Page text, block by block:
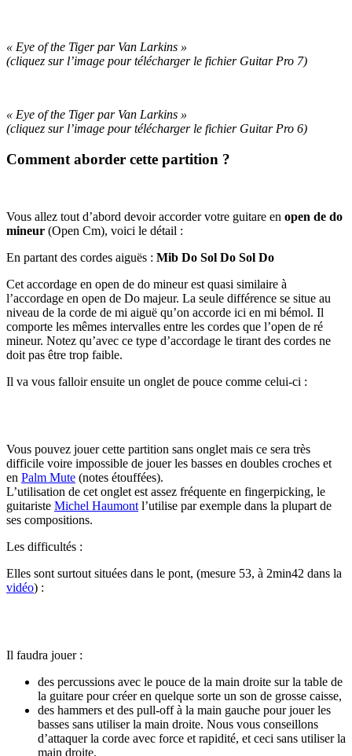
« Eye of the Tiger par Van Larkins »
(cliquez sur l’image pour télécharger le fichier Guitar Pro 7)
« Eye of the Tiger par Van Larkins »
(cliquez sur l’image pour télécharger le fichier Guitar Pro 6)
Comment aborder cette partition ?
Vous allez tout d’abord devoir accorder votre guitare en open de do
mineur (Open Cm), voici le détail :
En partant des cordes aiguës : Mib Do Sol Do Sol Do
Cet accordage en open de do mineur est quasi similaire à
l’accordage en open de Do majeur. La seule différence se situe au
niveau de la corde de mi aiguë qu’on accorde ici en mi bémol. Il
comporte les mêmes intervalles entre les cordes que l’open de ré
mineur. Notez qu’avec ce type d’accordage le tirant des cordes ne
doit pas être trop faible.
Il va vous falloir ensuite un onglet de pouce comme celui-ci :
Vous pouvez jouer cette partition sans onglet mais ce sera très
difficile voire impossible de jouer les basses en doubles croches et
en Palm Mute (notes étouffées).
L’utilisation de cet onglet est assez fréquente en fingerpicking, le
guitariste Michel Haumont l’utilise par exemple dans la plupart de
ses compositions.
Les difficultés :
Elles sont surtout situées dans le pont, (mesure 53, à 2min42 dans la
vidéo) :
Il faudra jouer :
des percussions avec le pouce de la main droite sur la table de
la guitare pour créer en quelque sorte un son de grosse caisse,
des hammers et des pull-off à la main gauche pour jouer les
basses sans utiliser la main droite. Nous vous conseillons
d’attaquer la corde avec force et rapidité, et ceci sans utiliser la
main droite,